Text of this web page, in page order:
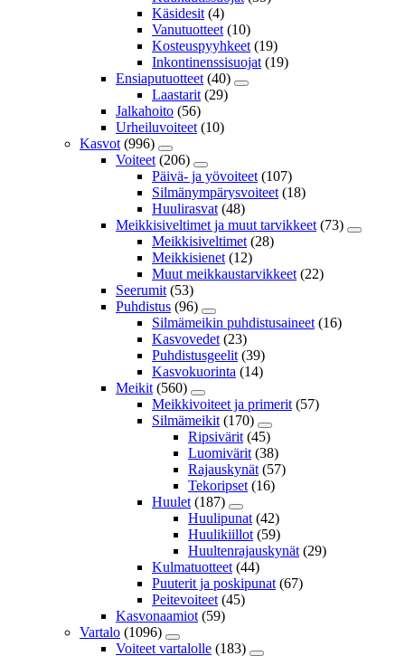
Käsidesit (4)
Vanutuotteet (10)
Kosteuspyyhkeet (19)
Inkontinenssisuojat (19)
Ensiaputuotteet (40)
Laastarit (29)
Jalkahoito (56)
Urheiluvoiteet (10)
Kasvot (996)
Voiteet (206)
Päivä- ja yövoiteet (107)
Silmänympärysvoiteet (18)
Huulirasvat (48)
Meikkisiveltimet ja muut tarvikkeet (73)
Meikkisiveltimet (28)
Meikkisienet (12)
Muut meikkaustarvikkeet (22)
Seerumit (53)
Puhdistus (96)
Silmämeikin puhdistusaineet (16)
Kasvovedet (23)
Puhdistusgeelit (39)
Kasvokuorinta (14)
Meikit (560)
Meikkivoiteet ja primerit (57)
Silmämeikit (170)
Ripsivärit (45)
Luomivärit (38)
Rajauskynät (57)
Tekoripset (16)
Huulet (187)
Huulipunat (42)
Huulikiillot (59)
Huultenrajauskynät (29)
Kulmatuotteet (44)
Puuterit ja poskipunat (67)
Peitevoiteet (45)
Kasvonaamiot (59)
Vartalo (1096)
Voiteet vartalolle (183)